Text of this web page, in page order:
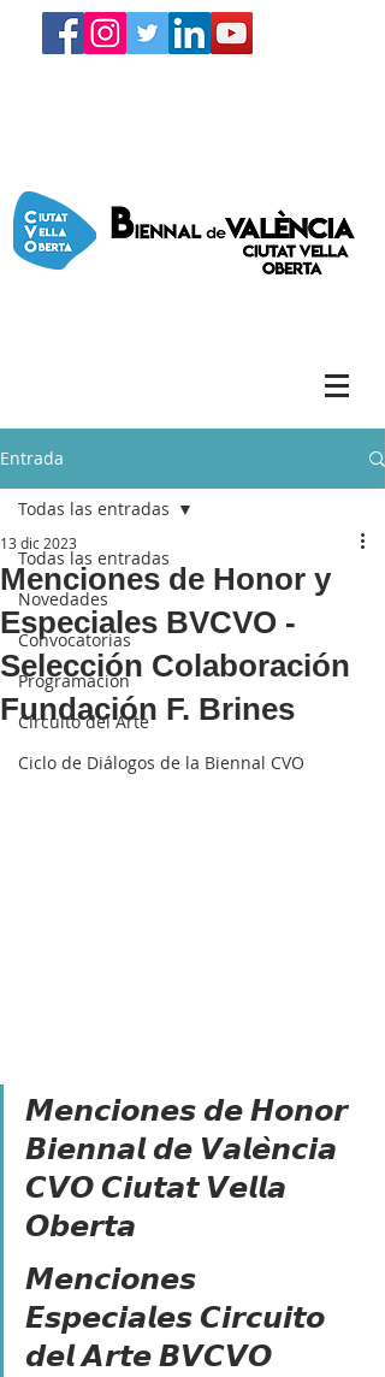
Entrada
Todas las entradas
Novedades
Convocatorias
Programación
Circuito del Arte
Ciclo de Diálogos de la Biennal CVO
Todas las entradas
Menciones de Honor y
Especiales BVCVO -
Selección Colaboración
Fundación F. Brines
13 dic 2023
𝙈𝙚𝙣𝙘𝙞𝙤𝙣𝙚𝙨 𝙙𝙚 𝙃𝙤𝙣𝙤𝙧
𝘽𝙞𝙚𝙣𝙣𝙖𝙡 𝙙𝙚 𝙑𝙖𝙡𝙚̀𝙣𝙘𝙞𝙖
𝘾𝙑𝙊 𝘾𝙞𝙪𝙩𝙖𝙩 𝙑𝙚𝙡𝙡𝙖
𝙊𝙗𝙚𝙧𝙩𝙖
𝙈𝙚𝙣𝙘𝙞𝙤𝙣𝙚𝙨
𝙀𝙨𝙥𝙚𝙘𝙞𝙖𝙡𝙚𝙨 𝘾𝙞𝙧𝙘𝙪𝙞𝙩𝙤
𝙙𝙚𝙡 𝘼𝙧𝙩𝙚 𝘽𝙑𝘾𝙑𝙊